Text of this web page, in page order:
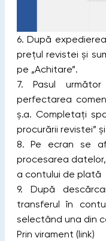
6. După
prețul revistei și
pe „Achitare”.
7. Pasul
perfectarea
ș.a. Completați
procurării revistei”
8. Pe ecran se
procesarea
a contului de plată
9. După
transferul în
selectând una din
Prin virament (link)